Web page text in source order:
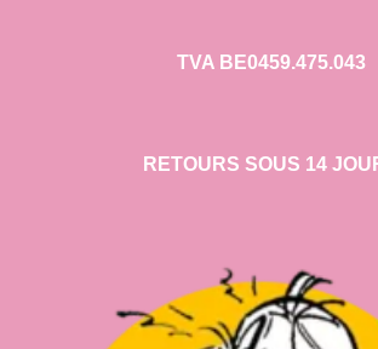
TVA BE0459.475.043
RETOURS SOUS 14